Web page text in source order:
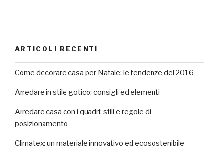
ARTICOLI RECENTI
Come decorare casa per Natale: le tendenze del 2016
Arredare in stile gotico: consigli ed elementi
Arredare casa con i quadri: stili e regole di
posizionamento
Climatex: un materiale innovativo ed ecosostenibile